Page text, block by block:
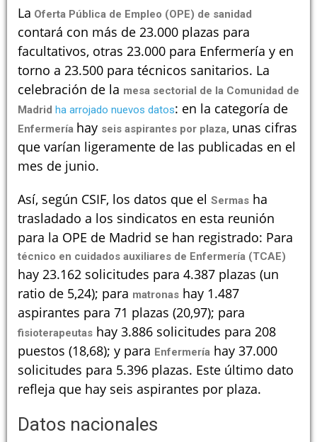
La Oferta Pública de Empleo (OPE) de sanidad
contará con más de 23.000 plazas para
facultativos, otras 23.000 para Enfermería y en
torno a 23.500 para técnicos sanitarios. La
celebración de la mesa sectorial de la Comunidad de
Madrid ha arrojado nuevos datos: en la categoría de
Enfermería hay seis aspirantes por plaza, unas cifras
que varían ligeramente de las publicadas en el
mes de junio.
Así, según CSIF, los datos que el Sermas ha
trasladado a los sindicatos en esta reunión
para la OPE de Madrid se han registrado: Para
técnico en cuidados auxiliares de Enfermería (TCAE)
hay 23.162 solicitudes para 4.387 plazas (un
ratio de 5,24); para matronas hay 1.487
aspirantes para 71 plazas (20,97); para
fisioterapeutas hay 3.886 solicitudes para 208
puestos (18,68); y para Enfermería hay 37.000
solicitudes para 5.396 plazas. Este último dato
refleja que hay seis aspirantes por plaza.
Datos nacionales